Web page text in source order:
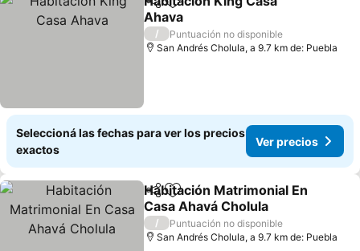
CompartirAñadir a favoritos
Ahava
Ver precios
/
Puntuación no disponible
San Andrés Cholula, a 9.7 km de: Puebla
Seleccioná las fechas para ver los precios
exactos
Ver precios
CompartirAñadir a favoritos
Habitación Matrimonial En
Casa Ahavá Cholula
Ver precios
/
Puntuación no disponible
San Andrés Cholula, a 9.7 km de: Puebla